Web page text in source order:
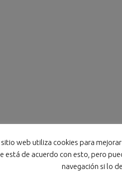
web utiliza cookies para
está de acuerdo con esto, pero
navegación si lo